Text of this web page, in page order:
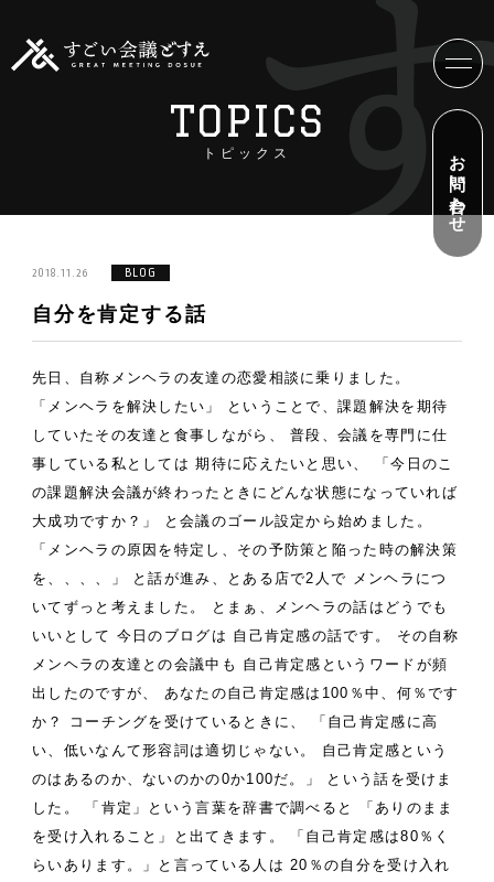
お問い合わせ
TOPICS
トピックス
2018.11.26 BLOG
自分を肯定する話
先日、自称メンヘラの友達の恋愛相談に乗りました。
「メンヘラを解決したい」
ということで、課題解決を期待
していたその友達と食事しながら、
普段、会議を専門に仕
事している私としては 期待に応えたいと思い、
「今日のこ
の課題解決会議が終わったときにどんな状態になっていれば
大成功ですか？」
と会議のゴール設定から始めました。
「メンヘラの原因を特定し、その予防策と陥った時の解決策
を、、、、」
と話が進み、とある店で2人で メンヘラにつ
いてずっと考えました。
とまぁ、メンヘラの話はどうでも
いいとして 今日のブログは 自己肯定感の話です。
その自称
メンヘラの友達との会議中も 自己肯定感というワードが頻
出したのですが、
あなたの自己肯定感は100％中、何％です
か？
コーチングを受けているときに、
「自己肯定感に高
い、低いなんて形容詞は適切じゃない。
自己肯定感という
のはあるのか、ないのかの0か100だ。」
という話を受けま
した。
「肯定」という言葉を辞書で調べると
「ありのまま
を受け入れること」と出てきます。
「自己肯定感は80％く
らいあります。」と言っている人は 20％の自分を受け入れ